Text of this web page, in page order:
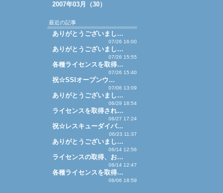
2007年03月（30）
最近の記事
ありがとうございまし…
07/26 16:00
ありがとうございまし…
07/26 15:55
各種ライセンスを取得…
07/26 15:40
祝☆SSIオープンウ…
07/06 13:09
ありがとうございまし…
06/29 18:54
ライセンスを取得され…
06/27 17:24
祝☆レスキューダイバ…
06/23 11:37
ありがとうございまし…
06/14 12:56
ライセンスの取得、お…
06/14 12:47
各種ライセンスを取得…
06/06 18:59